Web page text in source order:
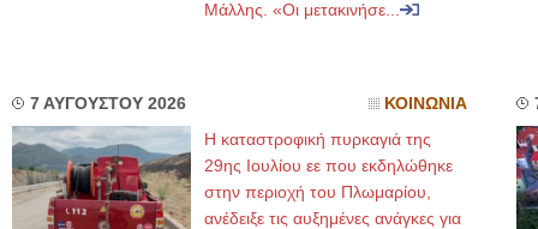
Μάλλης. «Οι μετακινήσε...
7 ΑΥΓΟΥΣΤΟΥ 2026 ΚΟΙΝΩΝΙΑ
Η καταστροφική πυρκαγιά της
29ης Ιουλίου εε που εκδηλώθηκε
στην περιοχή του Πλωμαρίου,
ανέδειξε τις αυξημένες ανάγκες για